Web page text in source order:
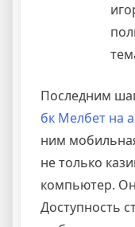
Последним
бк Мелбет на
ним
не только
компьютер.
Доступность